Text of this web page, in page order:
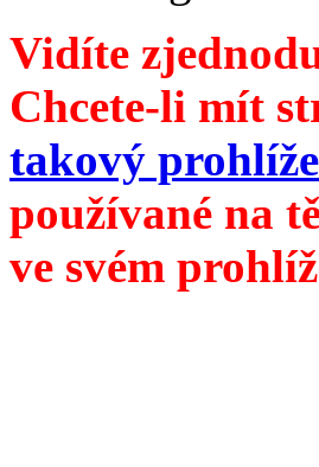
Vidíte
Chcete-li mít
takový
používané na
ve svém